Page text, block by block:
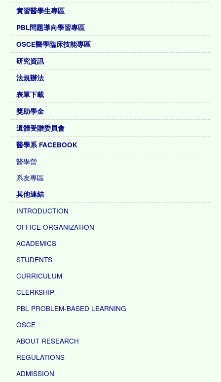
實習醫學生專區
PBL問題導向學習專區
OSCE醫學臨床技能專區
研究資訊
法規辦法
表單下載
獎助學金
遺體受贈委員會
醫學系 FACEBOOK
醫學營
系友專區
其他連結
INTRODUCTION
OFFICE ORGANIZATION
ACADEMICS
STUDENTS
CURRICULUM
CLERKSHIP
PBL PROBLEM-BASED LEARNING
OSCE
ABOUT RESEARCH
REGULATIONS
ADMISSION